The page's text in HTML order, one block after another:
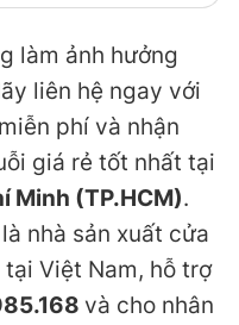
làm ảnh hưởng
liên hệ ngay với
phí và nhận
giá rẻ tốt nhất tại
Minh (TP.HCM).
là nhà sản xuất cửa
Việt Nam, hỗ trợ
và cho nhân